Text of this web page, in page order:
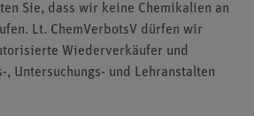
Sie, dass wir keine Chemikalien an
Lt. ChemVerbotsV dürfen wir
Wiederverkäufer und
, Untersuchungs- und Lehranstalten